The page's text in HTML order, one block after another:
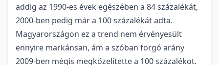
addig az 1990-es évek egészében a 84 százalékát,
2000-ben pedig már a 100 százalékát adta.
Magyarországon ez a trend nem érvényesült
ennyire markánsan, ám a szóban forgó arány
2009-ben mégis megközelítette a 100 százalékot.